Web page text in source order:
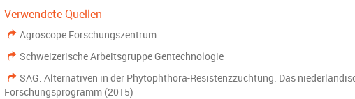
Verwendete Quellen
Agroscope Forschungszentrum
Schweizerische Arbeitsgruppe Gentechnologie
SAG: Alternativen in der Phytophthora-Resistenzzüchtung: Das
Forschungsprogramm (2015)